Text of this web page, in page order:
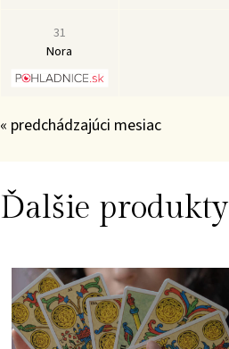
31
Nora
« predchádzajúci mesiac
Ďalšie produkty